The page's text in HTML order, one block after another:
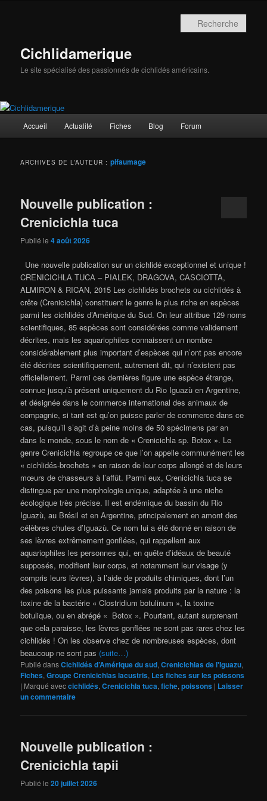
Cichlidamerique
Le site spécialisé des passionnés de cichlidés américains.
principal
Accueil Actualité Fiches Blog Forum
ARCHIVES DE L’AUTEUR :pifaumage
Nouvelle publication :
Crenicichla tuca
Publié le4 août 2026
Une nouvelle publication sur un cichlidé exceptionnel et unique !
CRENICICHLA TUCA – PIALEK, DRAGOVA, CASCIOTTA,
ALMIRON & RICAN, 2015 Les cichlidés brochets ou cichlidés à
crête (Crenicichla) constituent le genre le plus riche en espèces
parmi les cichlidés d’Amérique du Sud. On leur attribue 129 noms
scientifiques, 85 espèces sont considérées comme validement
décrites, mais les aquariophiles connaissent un nombre
considérablement plus important d’espèces qui n’ont pas encore
été décrites scientifiquement, ​​autrement dit, qui n’existent pas
officiellement. Parmi ces dernières figure une espèce étrange,
connue jusqu’à présent uniquement du Rio Iguazù en Argentine,
et désignée dans le commerce international des animaux de
compagnie, si tant est qu’on puisse parler de commerce dans ce
cas, puisqu’il s’agit d’à peine moins de 50 spécimens par an
dans le monde, sous le nom de « Crenicichla sp. Botox ». Le
genre Crenicichla regroupe ce que l’on appelle communément les
« cichlidés-brochets » en raison de leur corps allongé et de leurs
mœurs de chasseurs à l’affût. Parmi eux, Crenicichla tuca se
distingue par une morphologie unique, adaptée à une niche
écologique très précise. Il est endémique du bassin du Rio
Iguazù, au Brésil et en Argentine, principalement en amont des
célèbres chutes d’Iguazù. Ce nom lui a été donné en raison de
ses lèvres extrêmement gonflées, qui rappellent aux
aquariophiles les personnes qui, en quête d’idéaux de beauté
supposés, modifient leur corps, et notamment leur visage (y
compris leurs lèvres), à l’aide de produits chimiques, dont l’un
des poisons les plus puissants jamais produits par la nature : la
toxine de la bactérie « Clostridium botulinum », la toxine
botulique, ou en abrégé « Botox ». Pourtant, autant surprenant
que cela paraisse, les lèvres gonflées ne sont pas rares chez les
cichlidés ! On les observe chez de nombreuses espèces, dont
beaucoup ne sont pas (suite…)
Publié dansCichlidés d’Amérique du sud,Crenicichlas de l'Iguazu,
Fiches,Groupe Crenicichlas lacustris, Les fiches sur les poissons
| Marqué aveccichlidés,Crenicichla tuca,fiche,poissons | Laisser
un commentaire
Nouvelle publication :
Crenicichla tapii
Publié le20 juillet 2026